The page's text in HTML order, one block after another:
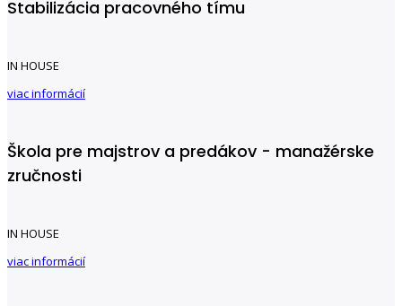
Stabilizácia pracovného tímu
IN HOUSE
viac informácií
Škola pre majstrov a predákov - manažérske
zručnosti
IN HOUSE
viac informácií